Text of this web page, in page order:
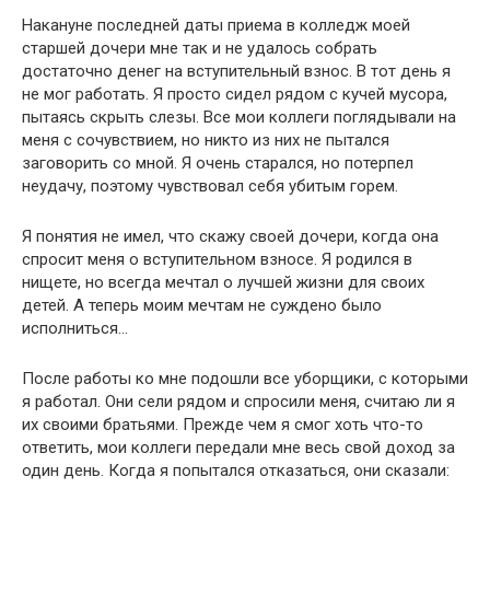
Накануне последней даты приема в колледж моей
старшей дочери мне так и не удалось собрать
достаточно денег на вступительный взнос. В тот день я
не мог работать. Я просто сидел рядом с кучей мусора,
пытаясь скрыть слезы. Все мои коллеги поглядывали на
меня с сочувствием, но никто из них не пытался
заговорить со мной. Я очень старался, но потерпел
неудачу, поэтому чувствовал себя убитым горем.
Я понятия не имел, что скажу своей дочери, когда она
спросит меня о вступительном взносе. Я родился в
нищете, но всегда мечтал о лучшей жизни для своих
детей. А теперь моим мечтам не суждено было
исполниться…
После работы ко мне подошли все уборщики, с которыми
я работал. Они сели рядом и спросили меня, считаю ли я
их своими братьями. Прежде чем я смог хоть что-то
ответить, мои коллеги передали мне весь свой доход за
один день. Когда я попытался отказаться, они сказали: